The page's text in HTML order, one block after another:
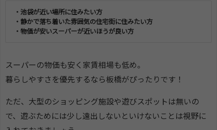
・池袋が近い場所に住みたい方
・静かで落ち着いた雰囲気の住宅街に住みたい方
・物価が安いスーパーが近いほうが良い方
スーパーの物価も安く家賃相場も低め。
暮らしやすさを優先するなら板橋がぴったりです！
ただ、大型のショッピング施設や遊びスポットは無いの
で、遊ぶためには少し遠出しないといけないことは視野に